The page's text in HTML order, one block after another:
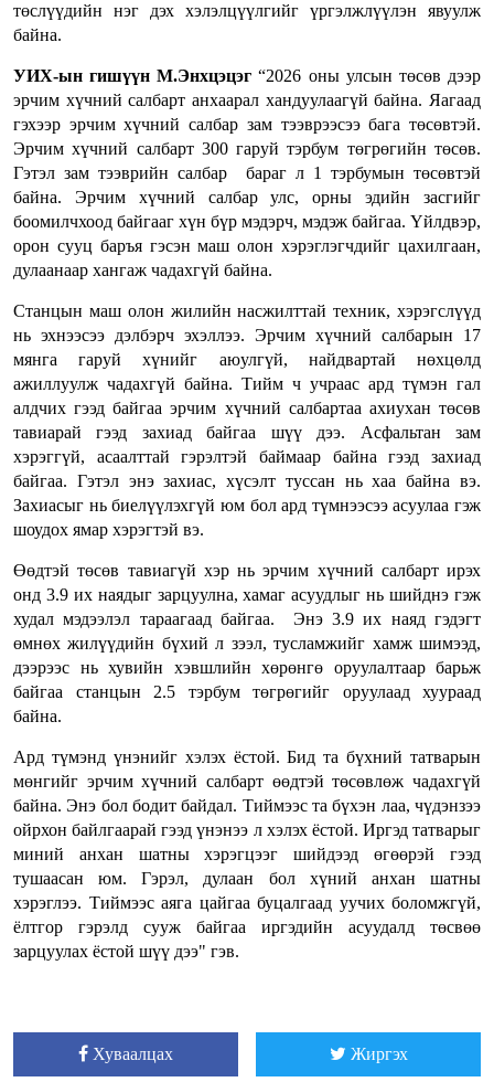
төслүүдийн нэг дэх хэлэлцүүлгийг үргэлжлүүлэн явуулж
байна.
УИХ-ын гишүүн М.Энхцэцэг “2026 оны улсын төсөв дээр
эрчим хүчний салбарт анхаарал хандуулаагүй байна. Яагаад
гэхээр эрчим хүчний салбар зам тээврээсээ бага төсөвтэй.
Эрчим хүчний салбарт 300 гаруй тэрбум төгрөгийн төсөв.
Гэтэл зам тээврийн салбар бараг л 1 тэрбумын төсөвтэй
байна. Эрчим хүчний салбар улс, орны эдийн засгийг
боомилчхоод байгааг хүн бүр мэдэрч, мэдэж байгаа. Үйлдвэр,
орон сууц баръя гэсэн маш олон хэрэглэгчдийг цахилгаан,
дулаанаар хангаж чадахгүй байна.
Станцын маш олон жилийн насжилттай техник, хэрэгслүүд
нь эхнээсээ дэлбэрч эхэллээ. Эрчим хүчний салбарын 17
мянга гаруй хүнийг аюулгүй, найдвартай нөхцөлд
ажиллуулж чадахгүй байна. Тийм ч учраас ард түмэн гал
алдчих гээд байгаа эрчим хүчний салбартаа ахиухан төсөв
тавиарай гээд захиад байгаа шүү дээ. Асфальтан зам
хэрэггүй, асаалттай гэрэлтэй баймаар байна гээд захиад
байгаа. Гэтэл энэ захиас, хүсэлт туссан нь хаа байна вэ.
Захиасыг нь биелүүлэхгүй юм бол ард түмнээсээ асуулаа гэж
шоудох ямар хэрэгтэй вэ.
Өөдтэй төсөв тавиагүй хэр нь эрчим хүчний салбарт ирэх
онд 3.9 их наядыг зарцуулна, хамаг асуудлыг нь шийднэ гэж
худал мэдээлэл тараагаад байгаа. Энэ 3.9 их наяд гэдэгт
өмнөх жилүүдийн бүхий л зээл, тусламжийг хамж шимээд,
дээрээс нь хувийн хэвшлийн хөрөнгө оруулалтаар барьж
байгаа станцын 2.5 тэрбум төгрөгийг оруулаад хуураад
байна.
Ард түмэнд үнэнийг хэлэх ёстой. Бид та бүхний татварын
мөнгийг эрчим хүчний салбарт өөдтэй төсөвлөж чадахгүй
байна. Энэ бол бодит байдал. Тиймээс та бүхэн лаа, чүдэнзээ
ойрхон байлгаарай гээд үнэнээ л хэлэх ёстой. Иргэд татварыг
миний анхан шатны хэрэгцээг шийдээд өгөөрэй гээд
тушаасан юм. Гэрэл, дулаан бол хүний анхан шатны
хэрэглээ. Тиймээс аяга цайгаа буцалгаад уучих боломжгүй,
ёлтгор гэрэлд сууж байгаа иргэдийн асуудалд төсвөө
зарцуулах ёстой шүү дээ" гэв.
Хуваалцах Жиргэх